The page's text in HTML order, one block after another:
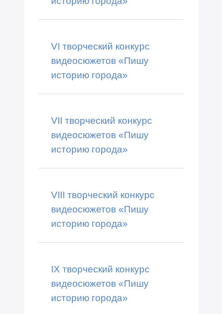
VI творческий конкурс
видеосюжетов «Пишу
историю города»
VII творческий конкурс
видеосюжетов «Пишу
историю города»
VIII творческий конкурс
видеосюжетов «Пишу
историю города»
IX творческий конкурс
видеосюжетов «Пишу
историю города»